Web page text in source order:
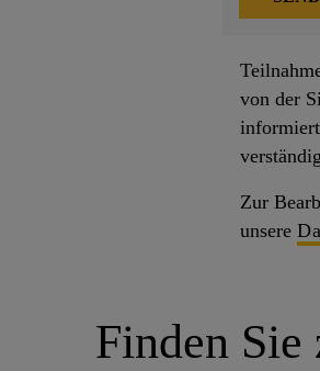
von der
Zur
unsere
Finden Sie